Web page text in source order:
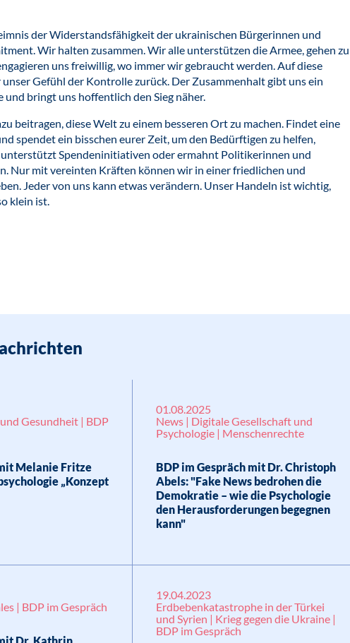
der Widerstandsfähigkeit der ukrainischen Bürgerinnen und
Wir halten zusammen. Wir alle unterstützen die Armee, gehen zu
uns freiwillig, wo immer wir gebraucht werden. Auf diese
Gefühl der Kontrolle zurück. Der Zusammenhalt gibt uns ein
bringt uns hoffentlich den Sieg näher.
beitragen, diese Welt zu einem besseren Ort zu machen. Findet eine
spendet ein bisschen eurer Zeit, um den Bedürftigen zu helfen,
Spendeninitiativen oder ermahnt Politikerinnen und
Nur mit vereinten Kräften können wir in einer friedlichen und
Jeder von uns kann etwas verändern. Unser Handeln ist wichtig,
klein ist.
Gesundheit | BDP
Melanie Fritze
„Konzept
01.08.2025
News | Digitale Gesellschaft und
Psychologie | Menschenrechte
BDP im Gespräch mit Dr. Christoph
Abels: "Fake News bedrohen die
Demokratie – wie die Psychologie
den Herausforderungen begegnen
kann"
| BDP im Gespräch
19.04.2023
Erdbebenkatastrophe in der Türkei
und Syrien | Krieg gegen die Ukraine |
BDP im Gespräch